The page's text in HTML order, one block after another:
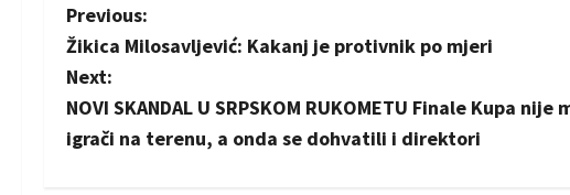
P
o
s
t
Previous:
Žikica Milosavljević: Kakanj je protivnik po mjeri
Next:
NOVI SKANDAL U SRPSKOM RUKOMETU Finale Kupa
igrači na terenu, a onda se dohvatili i direktori